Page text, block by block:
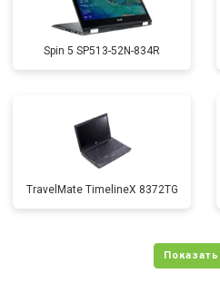
Spin 5 SP513-52N-834R
TravelMate TimelineX 8372TG